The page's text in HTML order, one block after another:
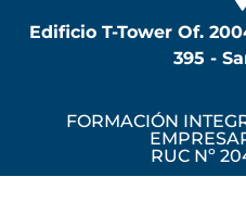
Edificio T-Tower Of.
395 -
FORMACIÓN
RUC Nº